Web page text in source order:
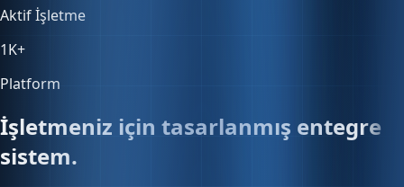
1K+
Platform
İşletmeniz için tasarlanmış entegre
sistem.
Satıştan muhasebeye, stoktan entegrasyonlara — her